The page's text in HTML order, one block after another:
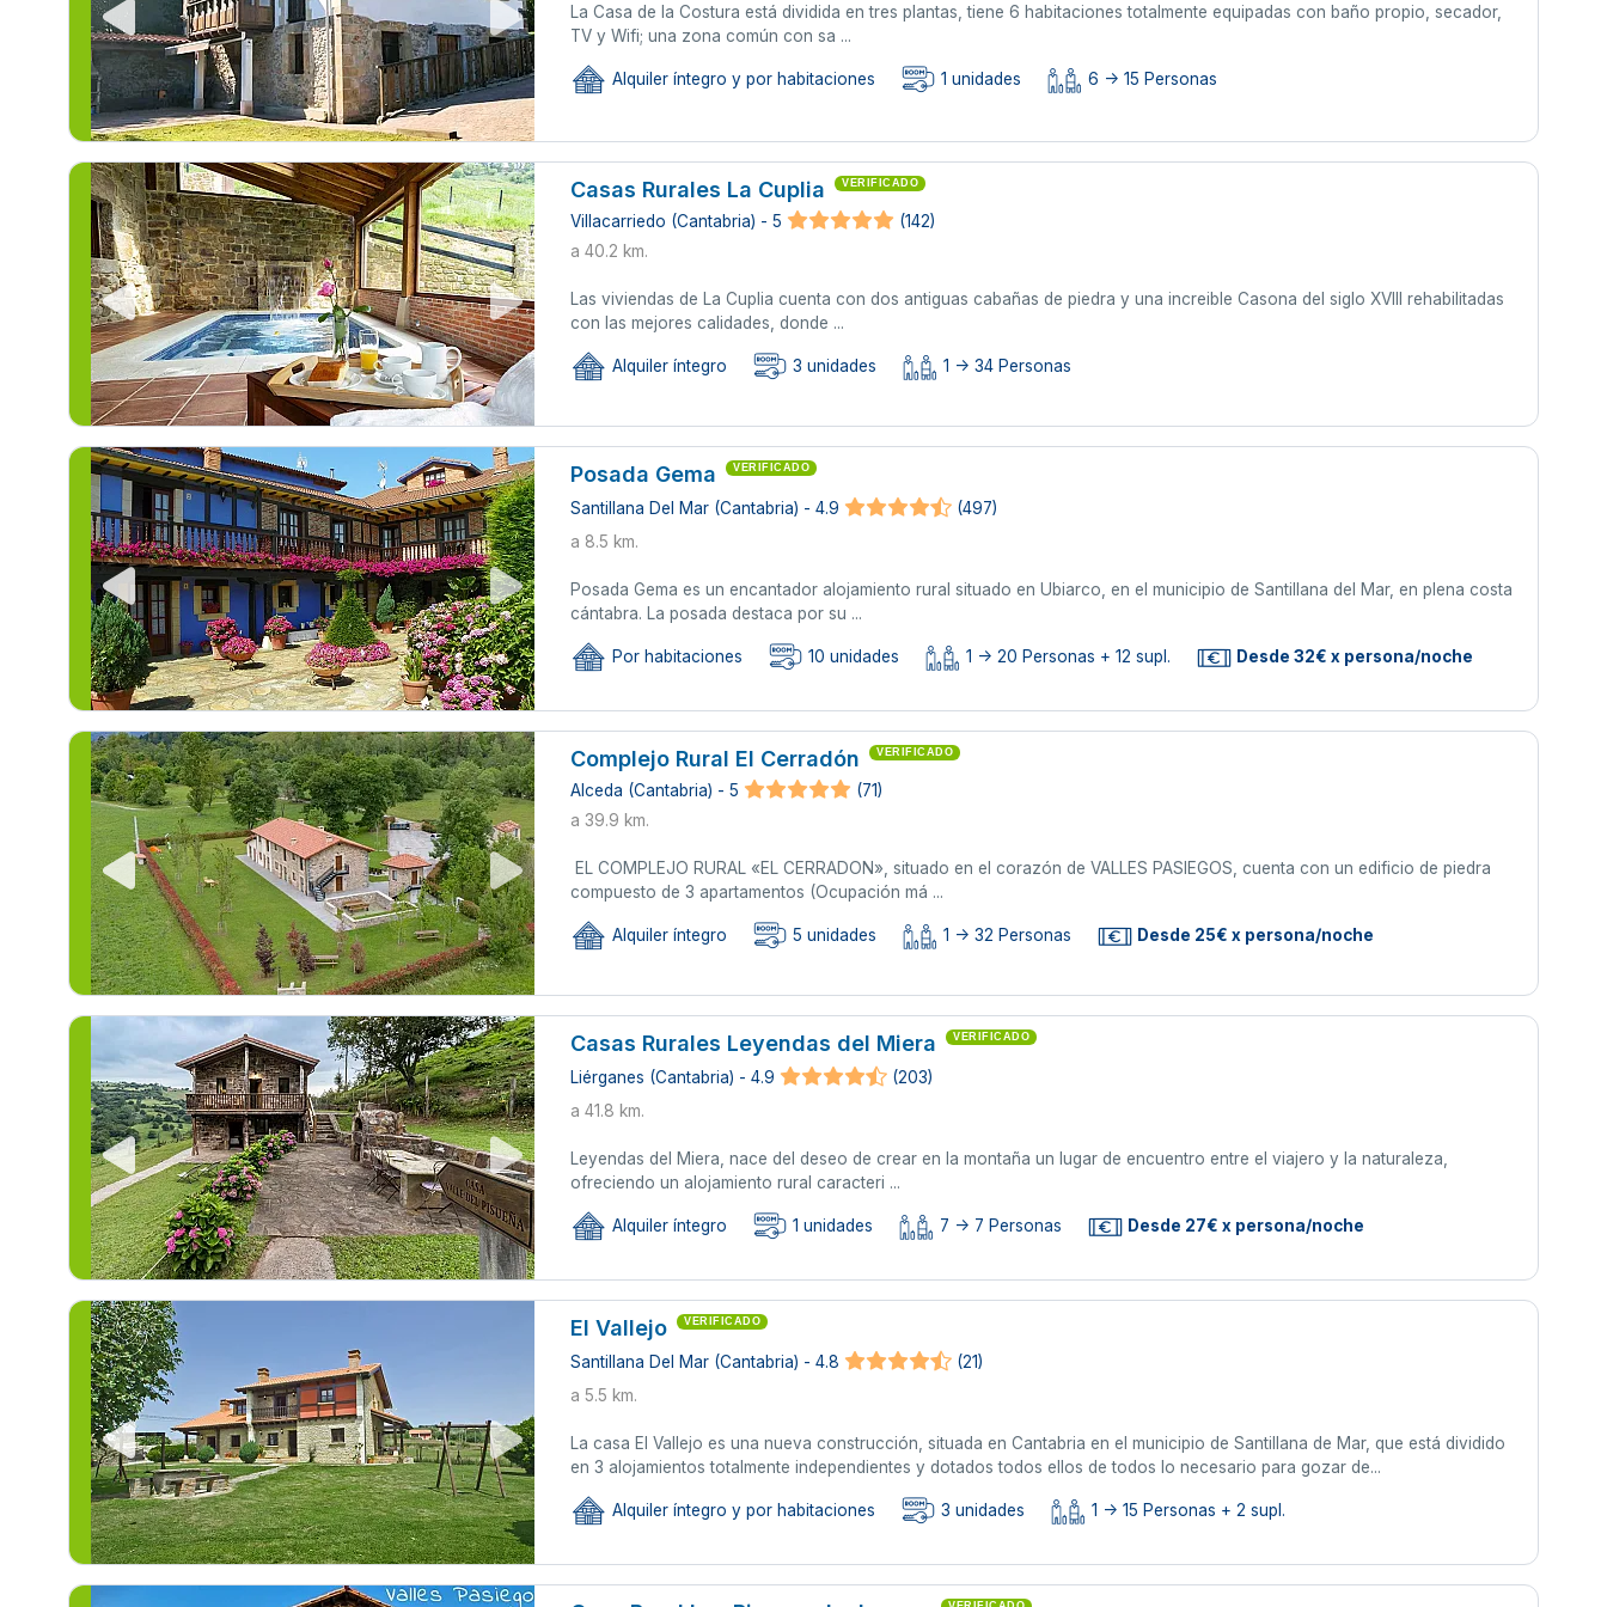
La Casa de la Costura está dividida en tres plantas, tiene 6 habitaciones totalmente equipadas con baño propio, secador,
TV y Wifi; una zona común con sa ...
Alquiler íntegro y por habitaciones 1 unidades 6 -> 15 Personas
Casas Rurales La Cuplia VERIFICADO
Villacarriedo (Cantabria) - 5
(142)
a 40.2 km.
Las viviendas de La Cuplia cuenta con dos antiguas cabañas de piedra y una increible Casona del siglo XVIII rehabilitadas
con las mejores calidades, donde ...
Alquiler íntegro 3 unidades 1 -> 34 Personas
Posada Gema VERIFICADO
Santillana Del Mar (Cantabria) - 4.9
(497)
a 8.5 km.
Posada Gema es un encantador alojamiento rural situado en Ubiarco, en el municipio de Santillana del Mar, en plena costa
cántabra. La posada destaca por su ...
Por habitaciones 10 unidades 1 -> 20 Personas + 12 supl. Desde 32€ x persona/noche
Complejo Rural El Cerradón VERIFICADO
Alceda (Cantabria) - 5
(71)
a 39.9 km.
EL COMPLEJO RURAL «EL CERRADON», situado en el corazón de VALLES PASIEGOS, cuenta con un edificio de piedra
compuesto de 3 apartamentos (Ocupación má ...
Alquiler íntegro 5 unidades 1 -> 32 Personas Desde 25€ x persona/noche
Casas Rurales Leyendas del Miera VERIFICADO
Liérganes (Cantabria) - 4.9
(203)
a 41.8 km.
Leyendas del Miera, nace del deseo de crear en la montaña un lugar de encuentro entre el viajero y la naturaleza,
ofreciendo un alojamiento rural caracteri ...
Alquiler íntegro 1 unidades 7 -> 7 Personas Desde 27€ x persona/noche
El Vallejo VERIFICADO
Santillana Del Mar (Cantabria) - 4.8
(21)
a 5.5 km.
La casa El Vallejo es una nueva construcción, situada en Cantabria en el municipio de Santillana de Mar, que está dividido
en 3 alojamientos totalmente independientes y dotados todos ellos de todos lo necesario para gozar de...
Alquiler íntegro y por habitaciones 3 unidades 1 -> 15 Personas + 2 supl.